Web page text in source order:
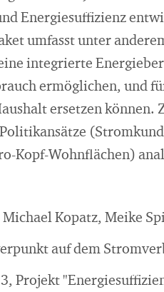
Energiesuffizienz
umfasst unter
integrierte
ermöglichen, und
ersetzen können.
Kopf-Wohnflächen)
Kopatz, Meike
auf dem
Projekt